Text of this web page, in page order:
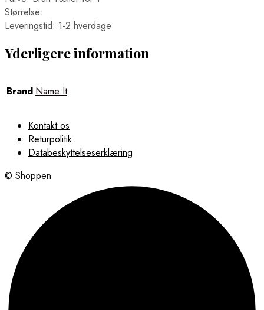
Størrelse:
Leveringstid: 1-2 hverdage
Yderligere information
Brand Name It
Kontakt os
Returpolitik
Databeskyttelseserklæring
© Shoppen